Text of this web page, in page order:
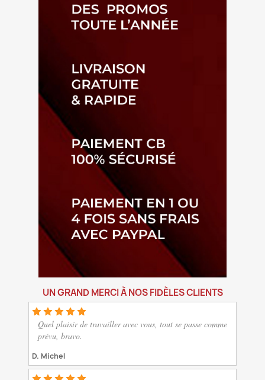
UN GRAND MERCI À NOS FIDÈLES CLIENTS
Quel plaisir de travailler avec vous, tout se passe comme
prévu, bravo.
D. Michel